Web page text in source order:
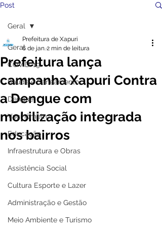
Post
Geral
COVID-19
Saúde e Saneamento
Dengue
Vacinômetro
Educação
Infraestrutura e Obras
Assistência Social
Cultura Esporte e Lazer
Administração e Gestão
Meio Ambiente e Turismo
Geral
Prefeitura lança
campanha Xapuri Contra
a Dengue com
mobilização integrada
nos bairros
Prefeitura de Xapuri
6 de jan.2 min de leitura